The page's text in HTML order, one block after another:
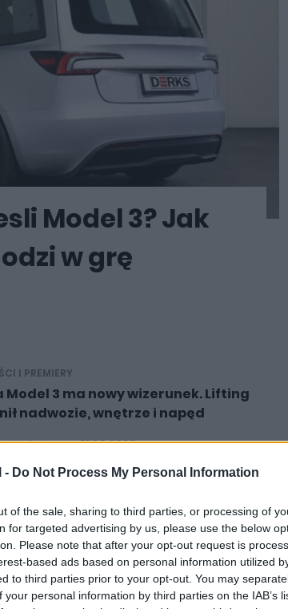
- Do Not Process My Personal Information
of the sale, sharing to third parties, or processing of
for targeted advertising by us, please use the below
Please note that after your opt-out request is
based ads based on personal information utilized
to third parties prior to your opt-out. You may
personal information by third parties on the IAB’s
Model 3? Jak
w grę
I PREMIERY
Model 3 ma nowy wizerunek. Lifting
nadwozie, wnętrze i napęd
Kuchno 01.09.2023
I RYNEK
Tesla Model 3 ma być o 14%
To będzie gamechanger